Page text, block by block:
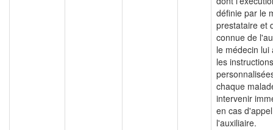
définie par le
prestataire et
connue de
le médecin lui
les instructions
chaque
intervenir
en cas
l'auxiliaire.